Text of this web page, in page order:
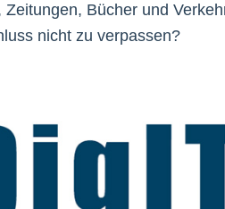
Bücher und
nicht zu verpassen?